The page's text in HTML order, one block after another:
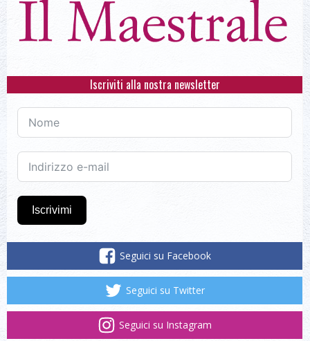
Iscriviti alla nostra newsletter
Iscrivimi
Seguici su Facebook
Seguici su Twitter
Seguici su Instagram